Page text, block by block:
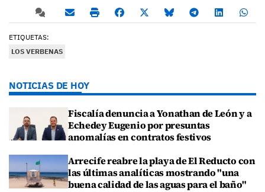
ETIQUETAS:
LOS VERBENAS
NOTICIAS DE HOY
Fiscalía denuncia a Yonathan de León y a
Echedey Eugenio por presuntas
anomalías en contratos festivos
Arrecife reabre la playa de El Reducto con
las últimas analíticas mostrando "una
buena calidad de las aguas para el baño"